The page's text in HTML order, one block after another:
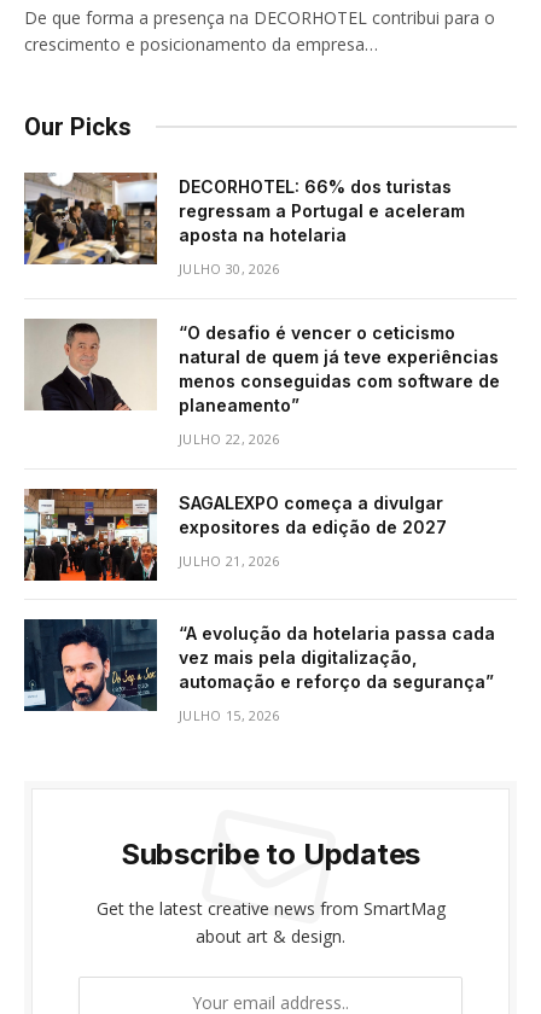
De que forma a presença na DECORHOTEL contribui para o
crescimento e posicionamento da empresa…
Our Picks
DECORHOTEL: 66% dos turistas
regressam a Portugal e aceleram
aposta na hotelaria
JULHO 30, 2026
“O desafio é vencer o ceticismo
natural de quem já teve experiências
menos conseguidas com software de
planeamento”
JULHO 22, 2026
SAGALEXPO começa a divulgar
expositores da edição de 2027
JULHO 21, 2026
“A evolução da hotelaria passa cada
vez mais pela digitalização,
automação e reforço da segurança”
JULHO 15, 2026
Subscribe to Updates
Get the latest creative news from SmartMag
about art & design.